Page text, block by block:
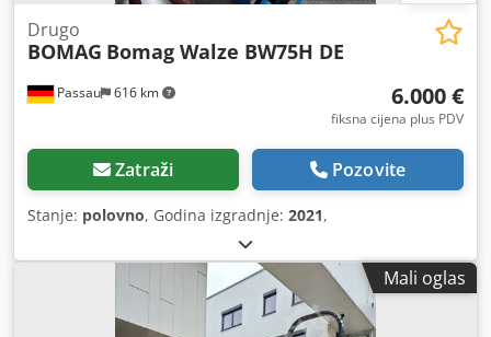
Passau 616 km
Drugo
BOMAG Bomag Walze BW75H DE
6.000 €
fiksna cijena plus PDV
Zatraži Pozovite
Stanje: polovno, Godina izgradnje: 2021,
Mali oglas